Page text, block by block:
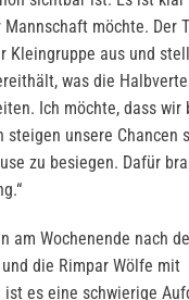
möchte. Der
Kleingruppe aus und
was die
Ich möchte, dass wir
unsere Chancen
zu besiegen. Dafür
am Wochenende nach
die Rimpar Wölfe mit
es eine schwierige